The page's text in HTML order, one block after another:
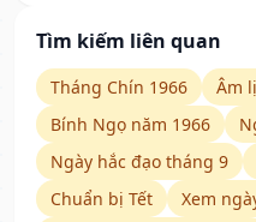
Tìm kiếm liên quan
Tháng Chín 1966
Âm
Bính Ngọ năm 1966
Ngày hắc đạo tháng 9
Chuẩn bị Tết
Xem